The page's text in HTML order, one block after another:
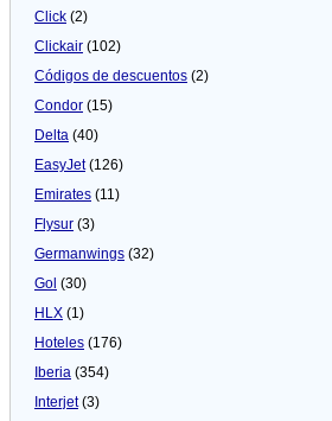
Click (2)
Clickair (102)
Códigos de descuentos (2)
Condor (15)
Delta (40)
EasyJet(126)
Emirates (11)
Flysur (3)
Germanwings (32)
Gol (30)
HLX (1)
Hoteles (176)
Iberia (354)
Interjet(3)